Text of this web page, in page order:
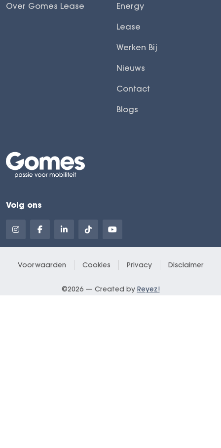
Over Gomes Lease Energy
Lease
Werken Bij
Nieuws
Contact
Blogs
Volg ons
Voorwaarden Cookies Privacy Disclaimer
©2026 — Created by Reyez!